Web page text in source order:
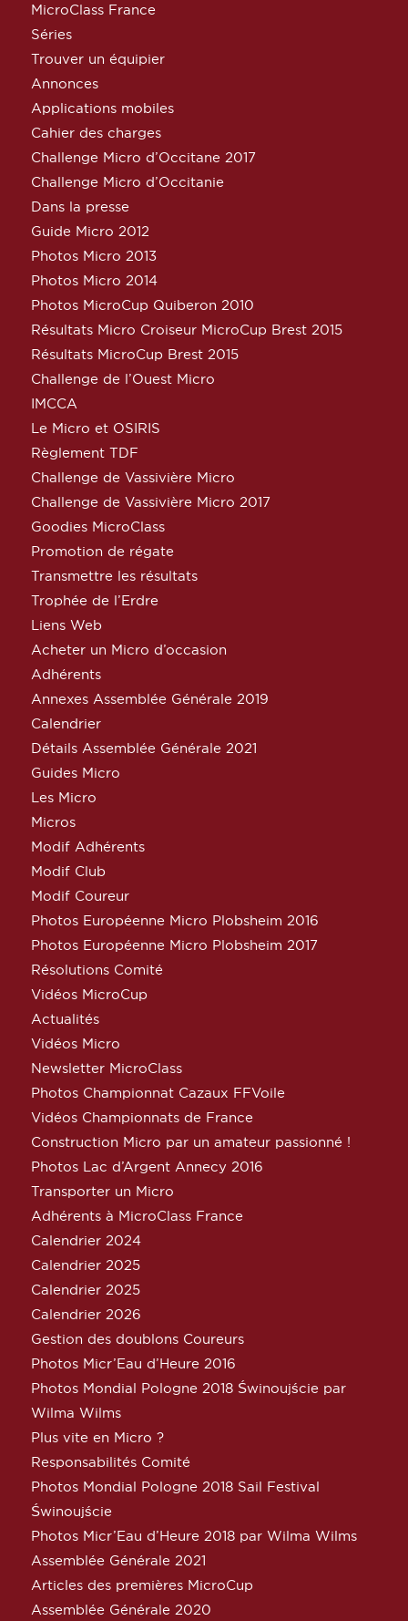
MicroClass France
Séries
Trouver un équipier
Annonces
Applications mobiles
Cahier des charges
Challenge Micro d’Occitane 2017
Challenge Micro d’Occitanie
Dans la presse
Guide Micro 2012
Photos Micro 2013
Photos Micro 2014
Photos MicroCup Quiberon 2010
Résultats Micro Croiseur MicroCup Brest 2015
Résultats MicroCup Brest 2015
Challenge de l’Ouest Micro
IMCCA
Le Micro et OSIRIS
Règlement TDF
Challenge de Vassivière Micro
Challenge de Vassivière Micro 2017
Goodies MicroClass
Promotion de régate
Transmettre les résultats
Trophée de l’Erdre
Liens Web
Acheter un Micro d’occasion
Adhérents
Annexes Assemblée Générale 2019
Calendrier
Détails Assemblée Générale 2021
Guides Micro
Les Micro
Micros
Modif Adhérents
Modif Club
Modif Coureur
Photos Européenne Micro Plobsheim 2016
Photos Européenne Micro Plobsheim 2017
Résolutions Comité
Vidéos MicroCup
Actualités
Vidéos Micro
Newsletter MicroClass
Photos Championnat Cazaux FFVoile
Vidéos Championnats de France
Construction Micro par un amateur passionné !
Photos Lac d’Argent Annecy 2016
Transporter un Micro
Adhérents à MicroClass France
Calendrier 2024
Calendrier 2025
Calendrier 2025
Calendrier 2026
Gestion des doublons Coureurs
Photos Micr’Eau d’Heure 2016
Photos Mondial Pologne 2018 Świnoujście par
Wilma Wilms
Plus vite en Micro ?
Responsabilités Comité
Photos Mondial Pologne 2018 Sail Festival
Świnoujście
Photos Micr’Eau d’Heure 2018 par Wilma Wilms
Assemblée Générale 2021
Articles des premières MicroCup
Assemblée Générale 2020